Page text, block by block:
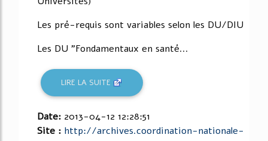
Les pré-requis sont variables selon les DU/DIU
Les DU "Fondamentaux en santé...
LIRE LA SUITE
Date: 2013-04-12 12:28:51
Site : http://archives.coordination-nationale-